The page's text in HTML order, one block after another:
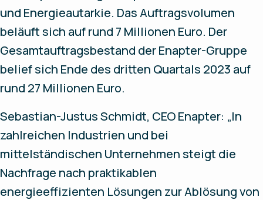
und Energieautarkie. Das Auftragsvolumen
beläuft sich auf rund 7 Millionen Euro. Der
Gesamtauftragsbestand der Enapter-Gruppe
belief sich Ende des dritten Quartals 2023 auf
rund 27 Millionen Euro.
Sebastian-Justus Schmidt, CEO Enapter: „In
zahlreichen Industrien und bei
mittelständischen Unternehmen steigt die
Nachfrage nach praktikablen
energieeffizienten Lösungen zur Ablösung von